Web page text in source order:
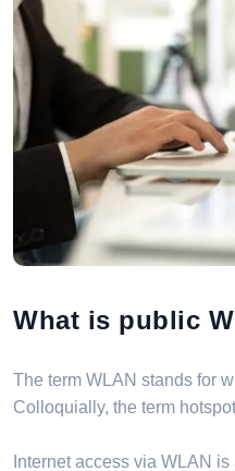
What is public
The term WLAN stands for
Colloquially, the term
Internet access via WLAN